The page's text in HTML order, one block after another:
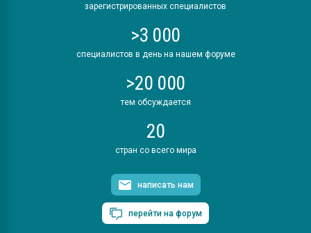
зарегистрированных специалистов
>3 000
специалистов в день на нашем форуме
>20 000
тем обсуждается
20
стран со всего мира
написать нам
перейти на форум